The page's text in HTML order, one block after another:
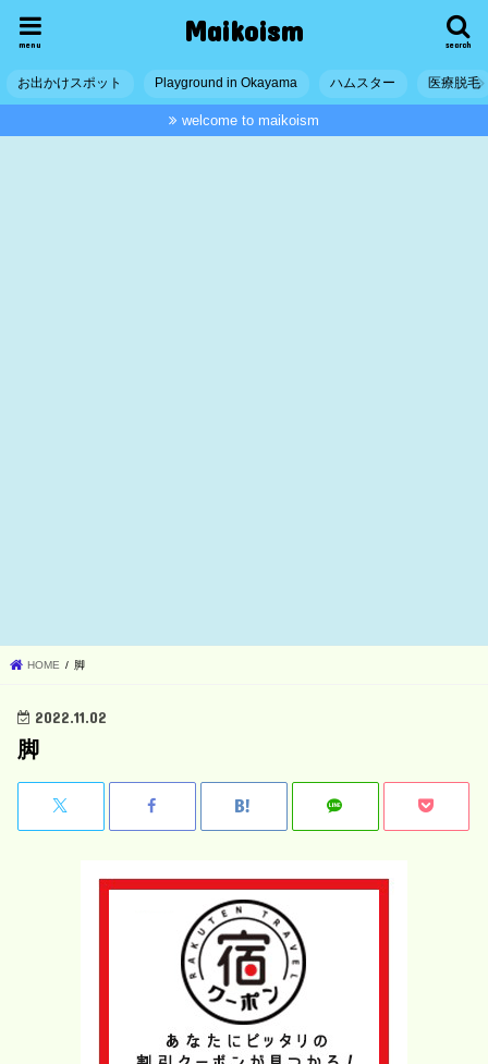
Maikoism search
menu
お出かけスポット Playground in Okayama ハムスター 医療脱毛
welcome to maikoism
HOME 脚
2022.11.02
脚